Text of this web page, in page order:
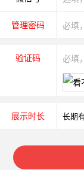
管理密码
验证码
展示时长